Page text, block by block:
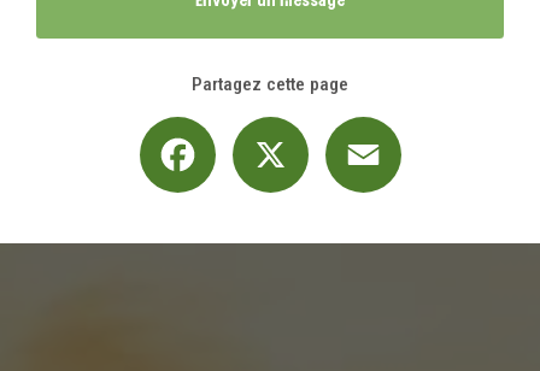
Partagez cette page
Facebook